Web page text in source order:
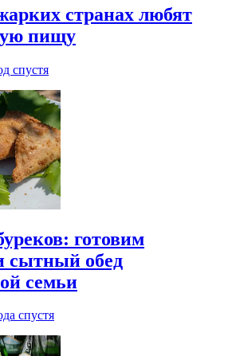
странах любят
пищу
спустя
готовим
сытный обед
семьи
спустя